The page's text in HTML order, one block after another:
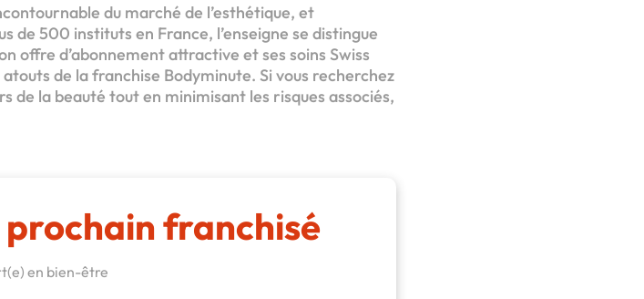
du marché de l’esthétique, et
de 500 instituts en France, l’enseigne se distingue
offre d’abonnement attractive et ses soins Swiss
de la franchise Bodyminute. Si vous recherchez
de la beauté tout en minimisant les risques associés,
prochain franchisé
en bien-être